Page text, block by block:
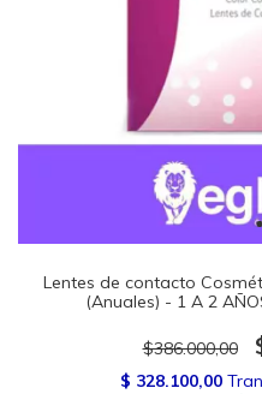
Lentes de contacto
(Anuales) - 1 A 2
$386.000,00